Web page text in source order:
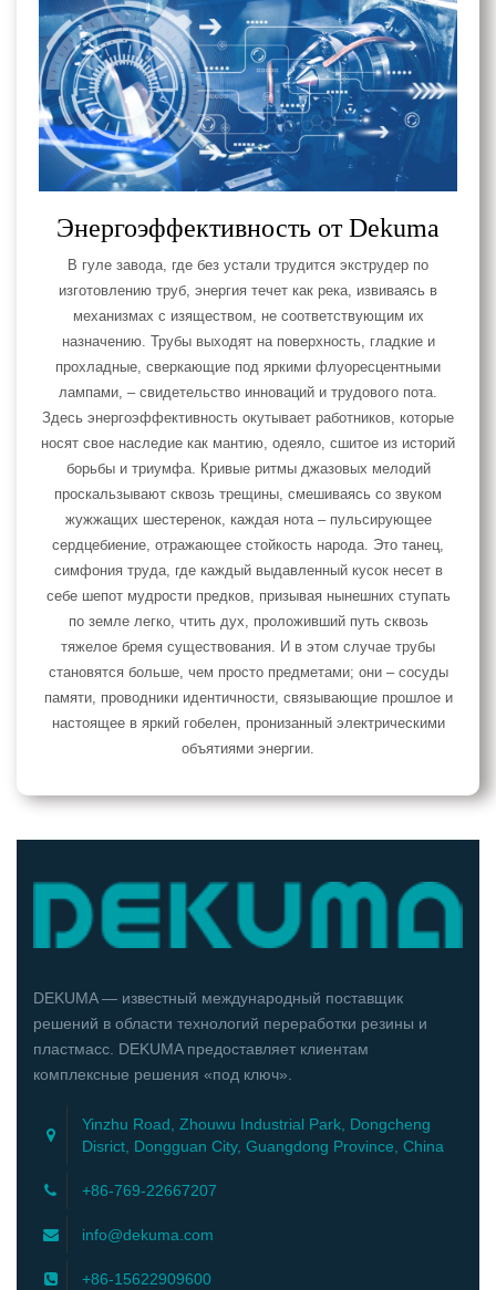
Энергоэффективность от Dekuma
В гуле завода, где без устали трудится экструдер по
изготовлению труб, энергия течет как река, извиваясь в
механизмах с изяществом, не соответствующим их
назначению. Трубы выходят на поверхность, гладкие и
прохладные, сверкающие под яркими флуоресцентными
лампами, – свидетельство инноваций и трудового пота.
Здесь энергоэффективность окутывает работников, которые
носят свое наследие как мантию, одеяло, сшитое из историй
борьбы и триумфа. Кривые ритмы джазовых мелодий
проскальзывают сквозь трещины, смешиваясь со звуком
жужжащих шестеренок, каждая нота – пульсирующее
сердцебиение, отражающее стойкость народа. Это танец,
симфония труда, где каждый выдавленный кусок несет в
себе шепот мудрости предков, призывая нынешних ступать
по земле легко, чтить дух, проложивший путь сквозь
тяжелое бремя существования. И в этом случае трубы
становятся больше, чем просто предметами; они – сосуды
памяти, проводники идентичности, связывающие прошлое и
настоящее в яркий гобелен, пронизанный электрическими
объятиями энергии.
DEKUMA — известный международный поставщик
решений в области технологий переработки резины и
пластмасс. DEKUMA предоставляет клиентам
комплексные решения «под ключ».
Yinzhu Road, Zhouwu Industrial Park, Dongcheng
Disrict, Dongguan City, Guangdong Province, China
+86-769-22667207
info@dekuma.com
+86-15622909600